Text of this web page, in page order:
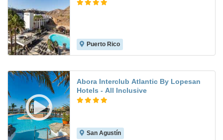
Puerto Rico
Abora Interclub Atlantic By Lopesan
Hotels - All Inclusive
San Agustín